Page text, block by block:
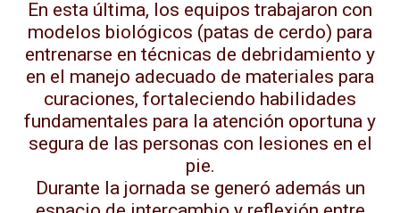
En esta última, los equipos trabajaron con
modelos biológicos (patas de cerdo) para
entrenarse en técnicas de debridamiento y
en el manejo adecuado de materiales para
curaciones, fortaleciendo habilidades
fundamentales para la atención oportuna y
segura de las personas con lesiones en el
pie.
Durante la jornada se generó además un